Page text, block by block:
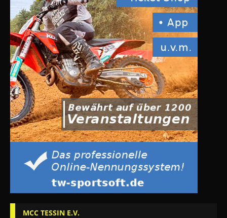
MCC TESSIN E.V.